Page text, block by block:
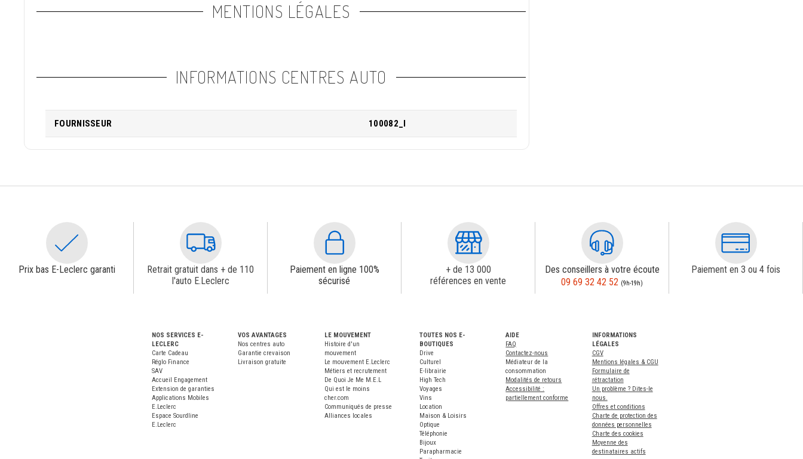
MENTIONS LÉGALES
INFORMATIONS CENTRES AUTO
FOURNISSEUR 100082_I
Prix bas E-Leclerc garanti
Retrait gratuit dans + de 110
l'auto E.Leclerc
Paiement en ligne 100%
sécurisé
+ de 13 000
références en vente
Des conseillers à votre écoute
09 69 32 42 52 (9h-19h)
Paiement en 3 ou 4 fois
NOS SERVICES E-
LECLERC
Carte Cadeau
Réglo Finance
SAV
Accueil Engagement
Extension de garanties
Applications Mobiles
E.Leclerc
Espace Sourdline
E.Leclerc
VOS AVANTAGES
Nos centres auto
Garantie crevaison
Livraison gratuite
LE MOUVEMENT
Histoire d'un
mouvement
Le mouvement E.Leclerc
Métiers et recrutement
De Quoi Je Me M.E.L
Qui est le moins
cher.com
Communiqués de presse
Alliances locales
TOUTES NOS E-
BOUTIQUES
Drive
Culturel
E-librairie
High Tech
Voyages
Vins
Location
Maison & Loisirs
Optique
Téléphonie
Bijoux
Parapharmacie
AIDE
FAQ
Contactez-nous
Médiateur de la
consommation
Modalités de retours
Accessibilité :
partiellement conforme
INFORMATIONS
LÉGALES
CGV
Mentions légales & CGU
Formulaire de
rétractation
Un problème ? Dites-le
nous.
Offres et conditions
Charte de protection des
données personnelles
Charte des cookies
Moyenne des
destinataires actifs